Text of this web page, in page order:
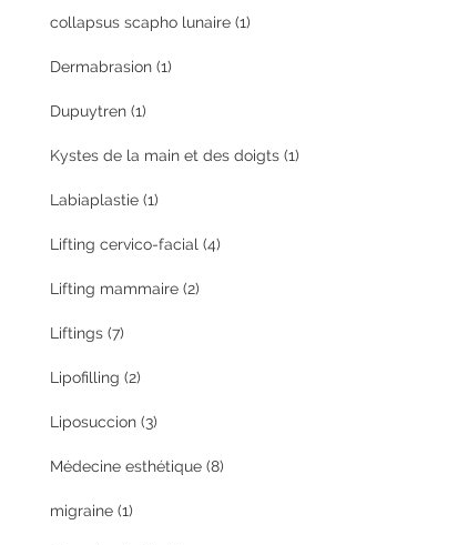
collapsus scapho lunaire (1)
Dermabrasion (1)
Dupuytren (1)
Kystes de la main et des doigts (1)
Labiaplastie (1)
Lifting cervico-facial (4)
Lifting mammaire (2)
Liftings (7)
Lipofilling (2)
Liposuccion (3)
Médecine esthétique (8)
migraine (1)